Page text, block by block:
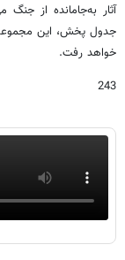
آثار به‌جامانده از جنگ
خواهد رفت.
243